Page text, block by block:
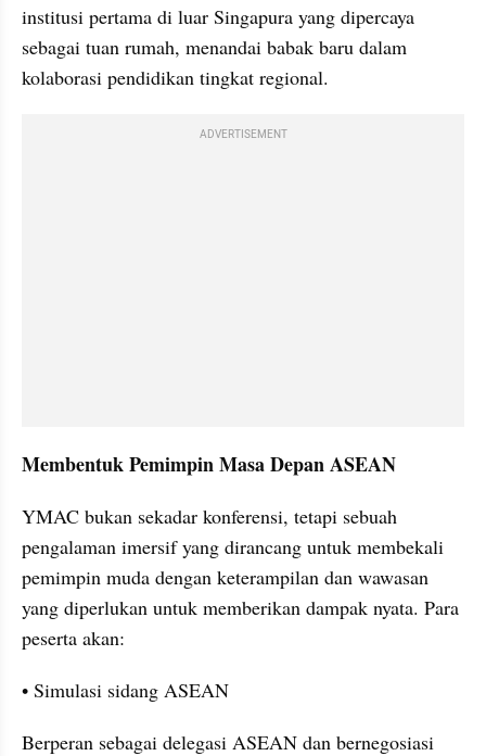
institusi pertama di luar Singapura yang dipercaya
sebagai tuan rumah, menandai babak baru dalam
kolaborasi pendidikan tingkat regional.
ADVERTISEMENT
Membentuk Pemimpin Masa Depan ASEAN
YMAC bukan sekadar konferensi, tetapi sebuah
pengalaman imersif yang dirancang untuk membekali
pemimpin muda dengan keterampilan dan wawasan
yang diperlukan untuk memberikan dampak nyata. Para
peserta akan:
• Simulasi sidang ASEAN
Berperan sebagai delegasi ASEAN dan bernegosiasi